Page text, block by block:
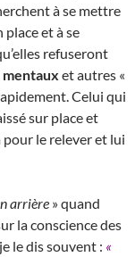
à se mettre
place et à se
refuseront
et autres «
Celui qui
sur place et
pour le relever et lui
arrière » quand
la conscience des
le dis souvent : «